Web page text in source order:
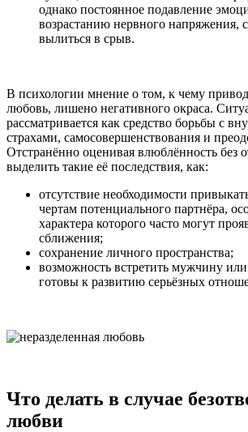
однако постоянное подавление
возрастанию нервного напряжения,
вылиться в срыв.
В психологии мнение о том, к чему
любовь, лишено негативного окраса.
рассматривается как средство борьбы с
страхами, самосовершенствования и
Отстранённо оценивая влюблённость без
выделить такие её последствия, как:
отсутствие необходимости
чертам потенциального партнёра,
характера которого часто могут
сближения;
сохранение личного пространства;
возможность встретить мужчину
готовы к развитию серьёзных
Что делать в случае
любви